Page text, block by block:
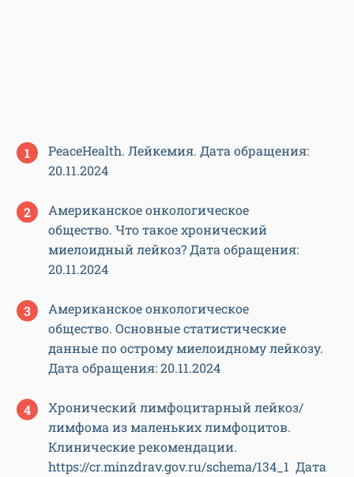
PeaceHealth. Лейкемия. Дата обращения:
20.11.2024
Американское онкологическое
общество. Что такое хронический
миелоидный лейкоз? Дата обращения:
20.11.2024
Американское онкологическое
общество. Основные статистические
данные по острому миелоидному лейкозу.
Дата обращения: 20.11.2024
Хронический лимфоцитарный лейкоз/
лимфома из маленьких лимфоцитов.
Клинические рекомендации.
https://cr.minzdrav.gov.ru/schema/134_1 Дата